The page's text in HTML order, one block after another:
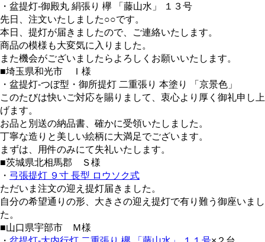
・盆提灯-御殿丸 絹張り 欅 「藤山水」 １３号
先日、注文いたしました○○です。
本日、提灯が届きましたので、ご連絡いたします。
商品の模様も大変気に入りました。
また機会がございましたらよろしくお願いいたします。
■埼玉県和光市 Ｉ様
・盆提灯-つぼ型・御所提灯 二重張り 本塗り 「京景色」
このたびは快いご対応を賜りまして、衷心より厚く御礼申し上
げます。
お品と別送の納品書、確かに受領いたしました。
丁寧な造りと美しい絵柄に大満足でございます。
まずは、用件のみにて失礼いたします。
■茨城県北相馬郡 Ｓ様
・ 弓張提灯 ９寸 長型 ロウソク式
ただいま注文の迎え提灯届きました。
自分の希望通りの形、大きさの迎え提灯で有り難う御座いまし
た。
■山口県宇部市 Ｍ様